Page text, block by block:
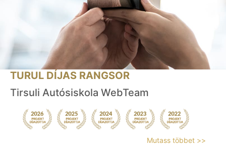
TURUL DÍJAS RANGSOR
Tirsuli Autósiskola WebTeam
Mutass többet >>